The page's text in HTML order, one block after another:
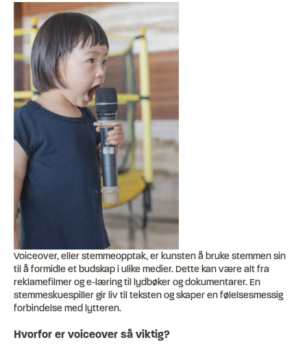
Voiceover, eller stemmeopptak, er kunsten å bruke stemmen sin
til å formidle et budskap i ulike medier. Dette kan være alt fra
reklamefilmer og e-læring til lydbøker og dokumentarer. En
stemmeskuespiller gir liv til teksten og skaper en følelsesmessig
forbindelse med lytteren.
Hvorfor er voiceover så viktig?